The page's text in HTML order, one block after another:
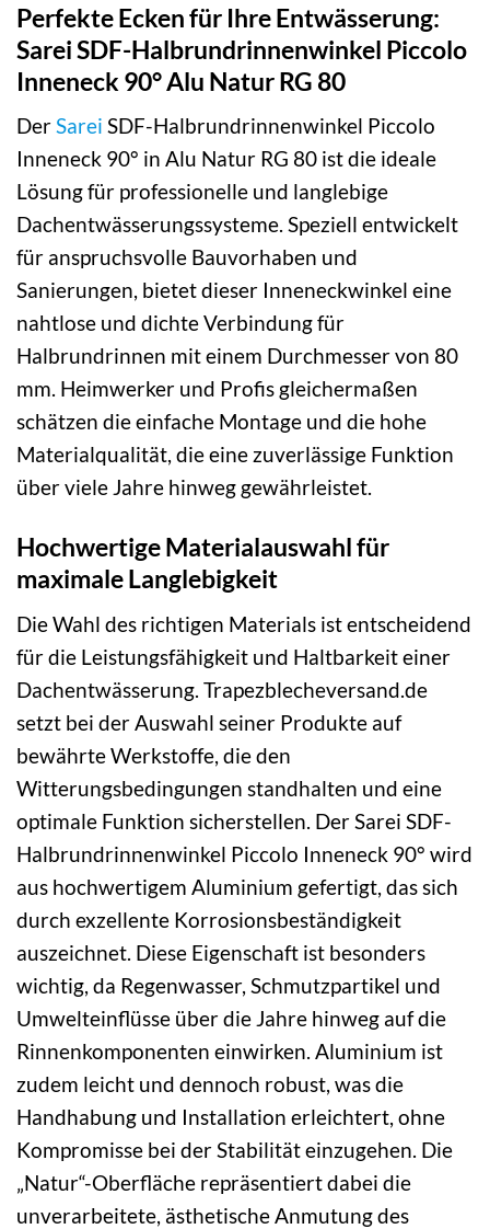
Perfekte Ecken für Ihre Entwässerung:
Sarei SDF-Halbrundrinnenwinkel Piccolo
Inneneck 90° Alu Natur RG 80
DerSarei SDF-Halbrundrinnenwinkel Piccolo
Inneneck 90° in Alu Natur RG 80 ist die ideale
Lösung für professionelle und langlebige
Dachentwässerungssysteme. Speziell entwickelt
für anspruchsvolle Bauvorhaben und
Sanierungen, bietet dieser Inneneckwinkel eine
nahtlose und dichte Verbindung für
Halbrundrinnen mit einem Durchmesser von 80
mm. Heimwerker und Profis gleichermaßen
schätzen die einfache Montage und die hohe
Materialqualität, die eine zuverlässige Funktion
über viele Jahre hinweg gewährleistet.
Hochwertige Materialauswahl für
maximale Langlebigkeit
Die Wahl des richtigen Materials ist entscheidend
für die Leistungsfähigkeit und Haltbarkeit einer
Dachentwässerung. Trapezblecheversand.de
setzt bei der Auswahl seiner Produkte auf
bewährte Werkstoffe, die den
Witterungsbedingungen standhalten und eine
optimale Funktion sicherstellen. Der Sarei SDF-
Halbrundrinnenwinkel Piccolo Inneneck 90° wird
aus hochwertigem Aluminium gefertigt, das sich
durch exzellente Korrosionsbeständigkeit
auszeichnet. Diese Eigenschaft ist besonders
wichtig, da Regenwasser, Schmutzpartikel und
Umwelteinflüsse über die Jahre hinweg auf die
Rinnenkomponenten einwirken. Aluminium ist
zudem leicht und dennoch robust, was die
Handhabung und Installation erleichtert, ohne
Kompromisse bei der Stabilität einzugehen. Die
„Natur“-Oberfläche repräsentiert dabei die
unverarbeitete, ästhetische Anmutung des